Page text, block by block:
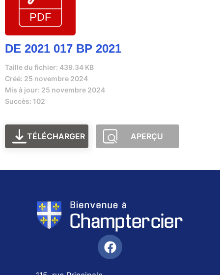
DE 2021 017 BP 2021
Taille du fichier: 439.34 KB
Créé: 25 novembre 2024
Mis à jour: 25 novembre 2024
Succès: 102
TÉLÉCHARGER APERÇU